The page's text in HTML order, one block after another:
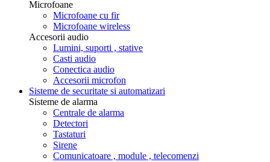
Microfoane
Microfoane cu fir
Microfoane wireless
Accesorii audio
Lumini, suporti , stative
Casti audio
Conectica audio
Accesorii microfon
Sisteme de securitate si automatizari
Sisteme de alarma
Centrale de alarma
Detectori
Tastaturi
Sirene
Comunicatoare , module , telecomenzi